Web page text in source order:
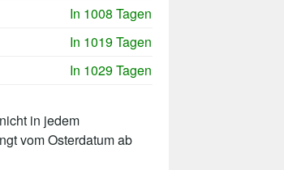
In 1008 Tagen
In 1019 Tagen
In 1029 Tagen
in jedem
vom Osterdatum ab